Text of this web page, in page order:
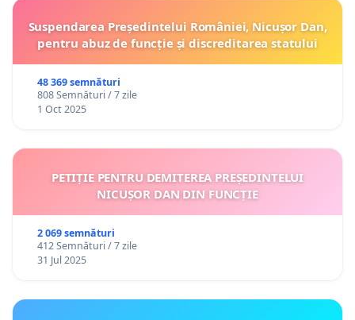
Suspendarea Președintelui României, Nicușor Dan,
pentru abuz de funcție și discreditarea statului
48 369 semnături
808 Semnături / 7 zile
1 Oct 2025
PETIȚIE PENTRU DEMITEREA PREȘEDINTELUI
NICUȘOR DAN DIN FUNCȚIE
2 069 semnături
412 Semnături / 7 zile
31 Jul 2025